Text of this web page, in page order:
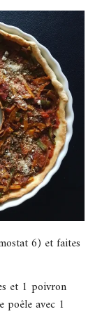
6) et faites
et 1 poivron
poêle avec 1